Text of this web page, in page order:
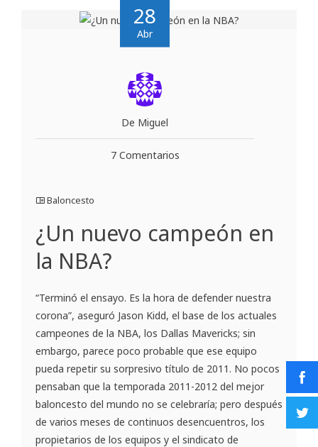
28
Abr
De Miguel
7 Comentarios
Baloncesto
¿Un nuevo campeón en
la NBA?
“Terminó el ensayo. Es la hora de defender nuestra
corona”, aseguró Jason Kidd, el base de los actuales
campeones de la NBA, los Dallas Mavericks; sin
embargo, parece poco probable que ese equipo
pueda repetir su sorpresivo título de 2011. No pocos
pensaban que la temporada 2011-2012 del mejor
baloncesto del mundo no se celebraría; pero después
de varios meses de continuos desencuentros, los
propietarios de los equipos y el sindicato de